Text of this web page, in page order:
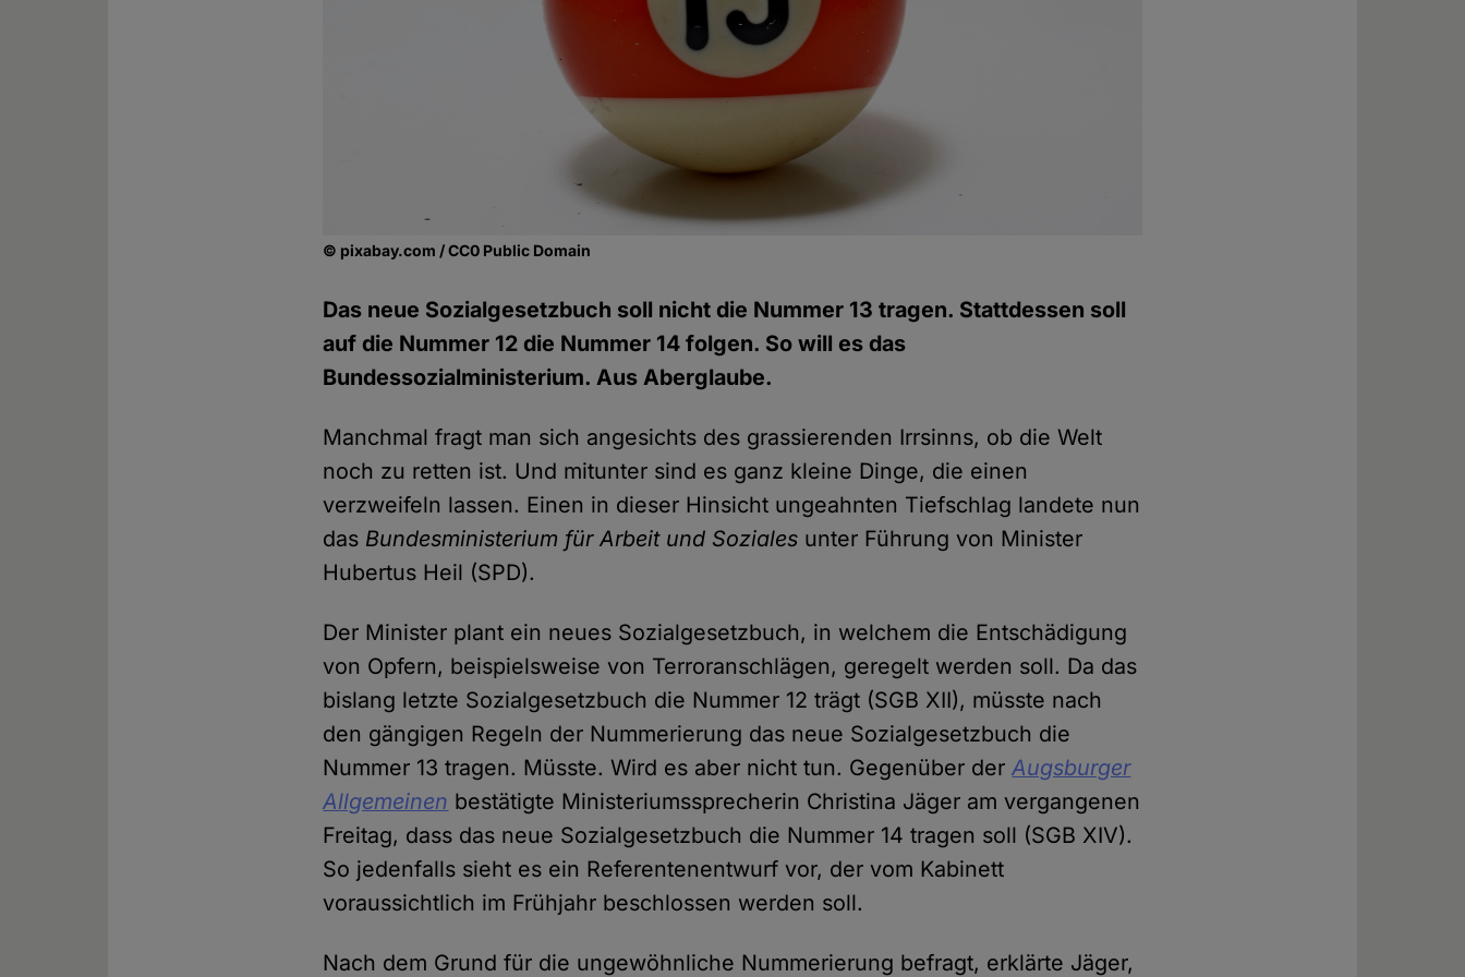
© pixabay.com / CC0 Public Domain
Das neue Sozialgesetzbuch soll nicht die Nummer 13 tragen. Stattdessen soll
auf die Nummer 12 die Nummer 14 folgen. So will es das
Bundessozialministerium. Aus Aberglaube.
Manchmal fragt man sich angesichts des grassierenden Irrsinns, ob die Welt
noch zu retten ist. Und mitunter sind es ganz kleine Dinge, die einen
verzweifeln lassen. Einen in dieser Hinsicht ungeahnten Tiefschlag landete nun
das Bundesministerium für Arbeit und Soziales unter Führung von Minister
Hubertus Heil (SPD).
Der Minister plant ein neues Sozialgesetzbuch, in welchem die Entschädigung
von Opfern, beispielsweise von Terroranschlägen, geregelt werden soll. Da das
bislang letzte Sozialgesetzbuch die Nummer 12 trägt (SGB XII), müsste nach
den gängigen Regeln der Nummerierung das neue Sozialgesetzbuch die
Nummer 13 tragen. Müsste. Wird es aber nicht tun. Gegenüber derAugsburger
Allgemeinen bestätigte Ministeriumssprecherin Christina Jäger am vergangenen
Freitag, dass das neue Sozialgesetzbuch die Nummer 14 tragen soll (SGB XIV).
So jedenfalls sieht es ein Referentenentwurf vor, der vom Kabinett
voraussichtlich im Frühjahr beschlossen werden soll.
Nach dem Grund für die ungewöhnliche Nummerierung befragt, erklärte Jäger,